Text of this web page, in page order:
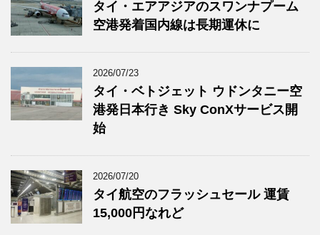
タイ・エアアジアのスワンナプーム
空港発着国内線は長期運休に
2026/07/23
タイ・ベトジェット ウドンタニー空
港発日本行き Sky ConXサービス開
始
2026/07/20
タイ航空のフラッシュセール 運賃
15,000円なれど